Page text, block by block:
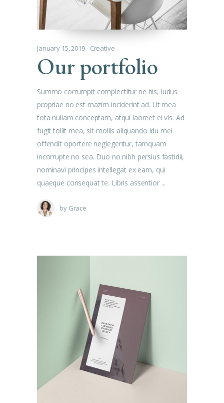
January 15, 2019 Creative
Our portfolio
Summo corrumpit complectitur ne his, ludus
propriae no est mazim inciderint ad. Ut mea
tota nullam conceptam, atqui laoreet ei vis. Ad
fugit tollit mea, sit mollis aliquando idu mei
offendit oportere neglegentur, tamquam
incorrupte no sea. Duo no nibh persius fastidii,
nominavi principes intellegat ex eam, qui
quaeque consequat te. Libris assentior
by Grace